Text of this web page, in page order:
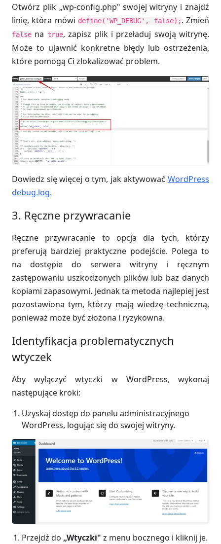
Otwórz plik „wp-config.php" swojej witryny i znajdź
linię, która mówidefine('WP_DEBUG', false);. Zmień
false na true, zapisz plik i przeładuj swoją witrynę.
Może to ujawnić konkretne błędy lub ostrzeżenia,
które pomogą Ci zlokalizować problem.
Dowiedz się więcej o tym, jak aktywować WordPress
debug.log.
3. Ręczne przywracanie
Ręczne przywracanie to opcja dla tych, którzy
preferują bardziej praktyczne podejście. Polega to
na dostępie do serwera witryny i ręcznym
zastępowaniu uszkodzonych plików lub baz danych
kopiami zapasowymi. Jednak ta metoda najlepiej jest
pozostawiona tym, którzy mają wiedzę techniczną,
ponieważ może być złożona i ryzykowna.
Identyfikacja problematycznych
wtyczek
Aby wyłączyć wtyczki w WordPress, wykonaj
następujące kroki:
Uzyskaj dostęp do panelu administracyjnego
WordPress, logując się do swojej witryny.
Przejdź do „Wtyczki" z menu bocznego i kliknij je.